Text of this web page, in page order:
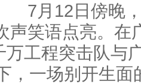
7月12日傍晚，
声笑语点亮。在
万工程突击队与
，一场别开生